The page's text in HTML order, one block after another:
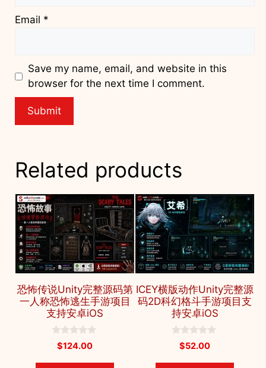
Email *
Save my name, email, and website in this
browser for the next time I comment.
Related products
恐怖传说Unity完整源码第
一人称恐怖逃生手游项目
支持安卓iOS
$124.00
ICEY横版动作Unity完整源
码2D科幻格斗手游项目支
持安卓iOS
$52.00